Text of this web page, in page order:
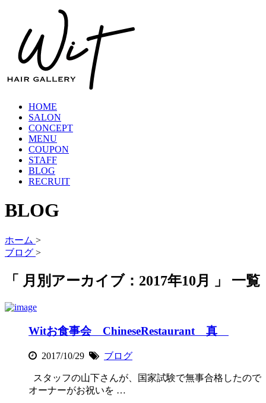
HOME
SALON
CONCEPT
MENU
COUPON
STAFF
BLOG
RECRUIT
BLOG
ホーム >
ブログ >
「 月別アーカイブ：2017年10月 」 一覧
Witお食事会 ChineseRestaurant 真
2017/10/29 ブログ
スタッフの山下さんが、国家試験で無事合格したので
オーナーがお祝いを …